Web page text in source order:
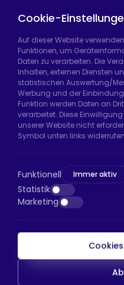
Casters
Hadımköy Fabrik:
Uzunçayır Caddesi,
Arnavutköy/İstanbul
Telefon: +90 212 640
E-Mail:
D:a, 34045
Telefon:+90 530 044
E-Mail:
Cookie-
Auf dieser Website
Funktionen, um
Daten zu verarbeiten. Die
Inhalten, externen Diensten
statistischen Auswertung/
Werbung und der
Funktion werden Daten an
verarbeitet. Diese
unserer Website nicht
Symbol unten links
Funktionell Immer aktiv
Statistik
Marketing